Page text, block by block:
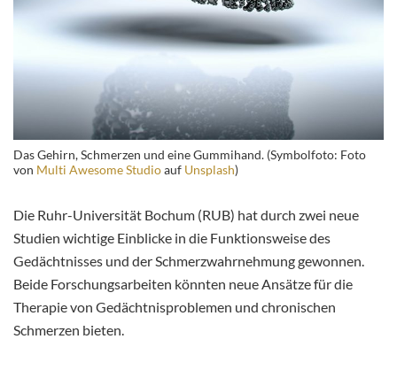
Das Gehirn, Schmerzen und eine Gummihand. (Symbolfoto: Foto
von Multi Awesome Studioauf Unsplash)
Die Ruhr-Universität Bochum (RUB) hat durch zwei neue
Studien wichtige Einblicke in die Funktionsweise des
Gedächtnisses und der Schmerzwahrnehmung gewonnen.
Beide Forschungsarbeiten könnten neue Ansätze für die
Therapie von Gedächtnisproblemen und chronischen
Schmerzen bieten.